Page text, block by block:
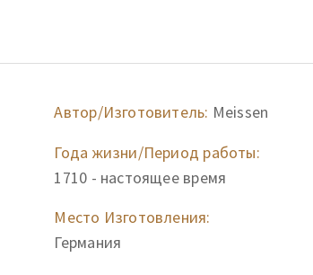
Автор/Изготовитель: Meissen
Года жизни/Период работы:
1710 - настоящее время
Место Изготовления:
Германия